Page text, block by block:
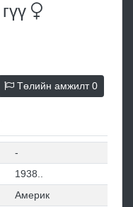
гүү
Төлийн амжилт0
-
1938..
Америк